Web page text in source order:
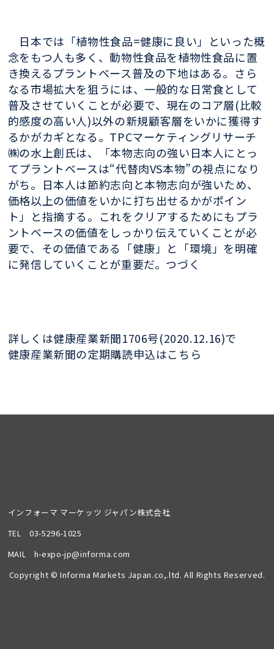
日本では「植物性食品=健康に良い」といった概
念をもつ人も多く、動物性食品を植物性食品に置
き換えるプラントベース普及の下地はある。さら
なる市場拡大を狙うには、一般的な日常食として
普及させていくことが必要で、現在のコア層(比較
的感度の高い人)以外の新規顧客層をいかに獲得す
るかがカギとなる。TPCマーケティングリサーチ
㈱の水上創氏は、「本物志向の強い日本人にとっ
てプラントベースは“代替肉VS本物”の視点になり
がち。日本人は節約志向と本物志向が強いため、
価格以上の価値をいかに打ち出せるかがポイン
ト」と指摘する。これをクリアするためにもプラ
ントベースの価値をしっかり伝えていくことが必
要で、その価値である「健康」と「環境」を明確
に発信していくことが重要だ。つづく
詳しくは健康産業新聞1706号(2020.12.16)で
健康産業新聞の定期購読申込はこちら
インフォーマ マーケッツ ジャパン株式会社
TEL03-5296-1025
MAIL h-expo-jp@informa.com
Copyright © Informa Markets Japan.co,.ltd. All Rights Reserved.